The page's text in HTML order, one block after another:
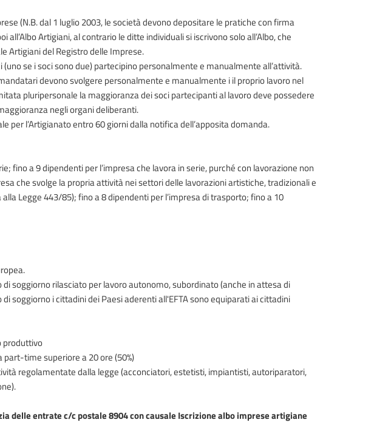
(N.B. dal 1 luglio 2003, le società devono depositare le pratiche con firma
Artigiani, al contrario le ditte individuali si iscrivono solo all’Albo, che
Artigiani del Registro delle Imprese.
se i soci sono due) partecipino personalmente e manualmente all’attività.
devono svolgere personalmente e manualmente i il proprio lavoro nel
pluripersonale la maggioranza dei soci partecipanti al lavoro deve possedere
negli organi deliberanti.
per l’Artigianato entro 60 giorni dalla notifica dell’apposita domanda.
fino a 9 dipendenti per l’impresa che lavora in serie, purché con lavorazione non
che svolge la propria attività nei settori delle lavorazioni artistiche, tradizionali e
Legge 443/85); fino a 8 dipendenti per l’impresa di trasporto; fino a 10
soggiorno rilasciato per lavoro autonomo, subordinato (anche in attesa di
soggiorno i cittadini dei Paesi aderenti all'EFTA sono equiparati ai cittadini
produttivo
time superiore a 20 ore (50%)
regolamentate dalla legge (acconciatori, estetisti, impiantisti, autoriparatori,
delle entrate c/c postale 8904 con causale Iscrizione albo imprese artigiane